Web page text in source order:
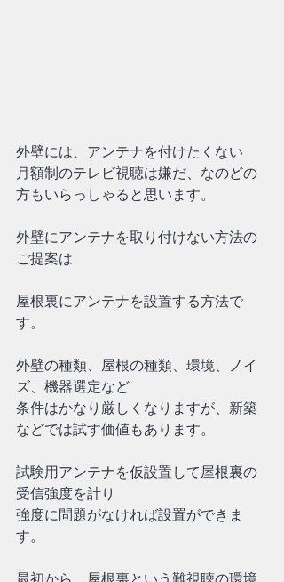
外壁には、アンテナを付けたくない
月額制のテレビ視聴は嫌だ、なのどの
方もいらっしゃると思います。
外壁にアンテナを取り付けない方法の
ご提案は
屋根裏にアンテナを設置する方法で
す。
外壁の種類、屋根の種類、環境、ノイ
ズ、機器選定など
条件はかなり厳しくなりますが、新築
などでは試す価値もあります。
試験用アンテナを仮設置して屋根裏の
受信強度を計り
強度に問題がなければ設置ができま
す。
最初から、屋根裏という難視聴の環境